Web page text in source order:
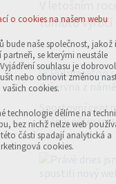
V letošním
tomuto výročí
Sportovní
ročník
anonymizované
cookies (Google,Sklik)
o cookies na našem webu
všechny cookies
Odmítnout vše
o cookies na našem webu
bude naše společnost, jakož
partneři, se kterými neustále
souhlasu je
nebo obnovit změnou
vašich cookies.
technologie dělíme na
bez nichž nelze web
části spadají analytická a
cookies.